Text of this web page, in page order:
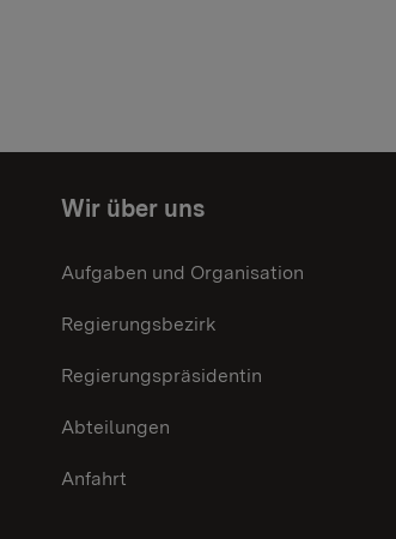
Wir über uns
Aufgaben und Organisation
Regierungsbezirk
Regierungspräsidentin
Abteilungen
Anfahrt